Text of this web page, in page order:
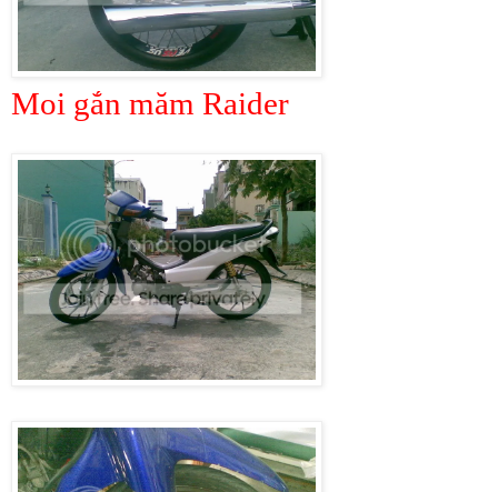
Moi gắn măm Raider